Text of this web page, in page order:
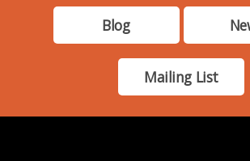
Blog
Mailing List